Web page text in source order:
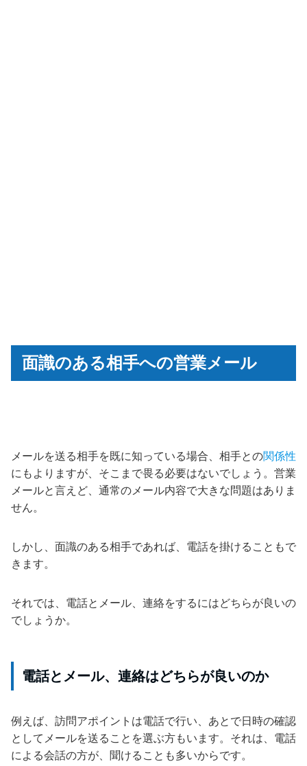
面識のある相手への営業メール
メールを送る相手を既に知っている場合、相手との関係性
にもよりますが、そこまで畏る必要はないでしょう。営業
メールと言えど、通常のメール内容で大きな問題はありま
せん。
しかし、面識のある相手であれば、電話を掛けることもで
きます。
それでは、電話とメール、連絡をするにはどちらが良いの
でしょうか。
電話とメール、連絡はどちらが良いのか
例えば、訪問アポイントは電話で行い、あとで日時の確認
としてメールを送ることを選ぶ方もいます。それは、電話
による会話の方が、聞けることも多いからです。